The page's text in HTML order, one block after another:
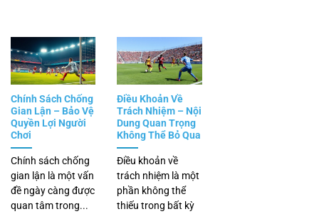
Chính Sách Chống
Gian Lận – Bảo Vệ
Quyền Lợi Người
Chơi
Chính sách chống
gian lận là một vấn
đề ngày càng được
quan tâm trong...
Điều Khoản Về
Trách Nhiệm – Nội
Dung Quan Trọng
Không Thể Bỏ Qua
Điều khoản về
trách nhiệm là một
phần không thể
thiếu trong bất kỳ